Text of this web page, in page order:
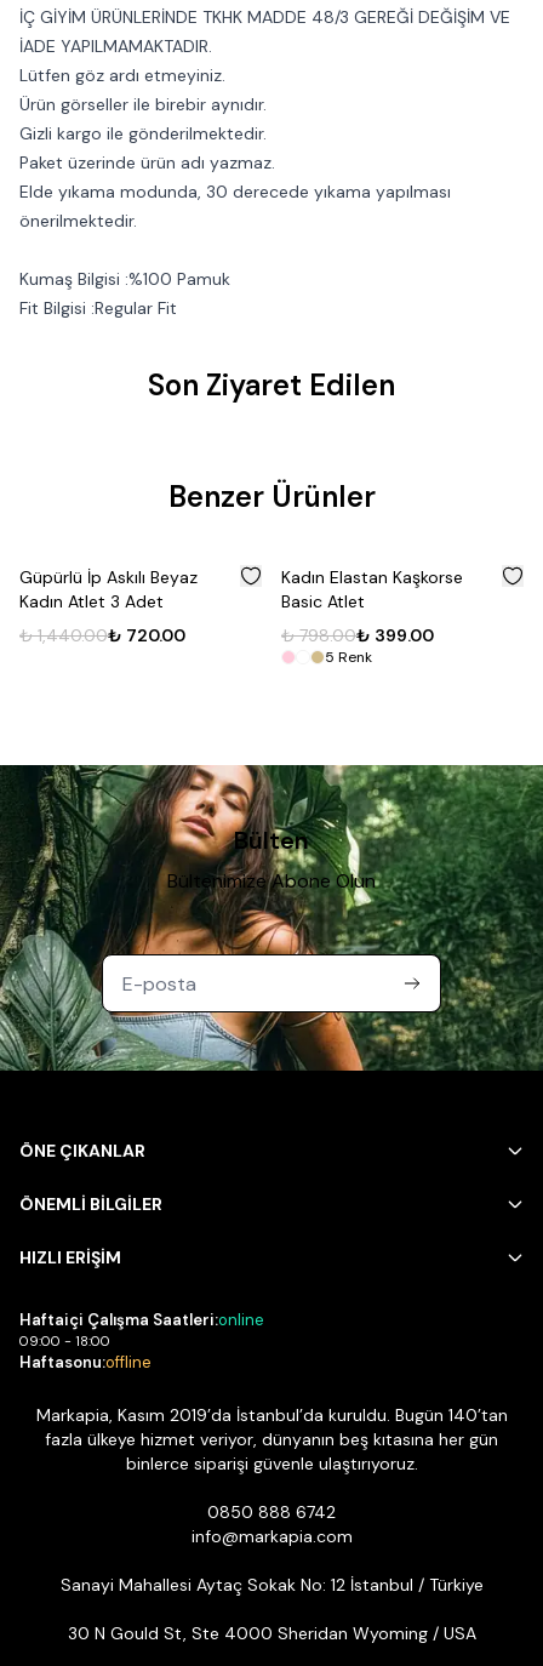
İÇ GİYİM ÜRÜNLERİNDE TKHK MADDE 48/3 GEREĞİ DEĞİŞİM VE
İADE YAPILMAMAKTADIR.
Lütfen göz ardı etmeyiniz.
Ürün görseller ile birebir aynıdır.
Gizli kargo ile gönderilmektedir.
Paket üzerinde ürün adı yazmaz.
Elde yıkama modunda, 30 derecede yıkama yapılması
önerilmektedir.
Kumaş Bilgisi :%100 Pamuk
Fit Bilgisi :Regular Fit
Son Ziyaret Edilen
Benzer Ürünler
50
Güpürlü İp Askılı Beyaz
Kadın Atlet 3 Adet
₺ 1,440.00₺ 720.00
50
Kadın Elastan Kaşkorse
Basic Atlet
₺ 798.00₺ 399.00
5 Renk
Bülten
Bültenimize Abone Olun
ÖNE ÇIKANLAR
ÖNEMLİ BİLGİLER
HIZLI ERİŞİM
Haftaiçi Çalışma Saatleri:online
09:00 - 18:00
Haftasonu:offline
Markapia, Kasım 2019’da İstanbul’da kuruldu. Bugün 140’tan
fazla ülkeye hizmet veriyor, dünyanın beş kıtasına her gün
binlerce siparişi güvenle ulaştırıyoruz.
0850 888 6742
info@markapia.com
Sanayi Mahallesi Aytaç Sokak No: 12 İstanbul / Türkiye
30 N Gould St, Ste 4000 Sheridan Wyoming / USA